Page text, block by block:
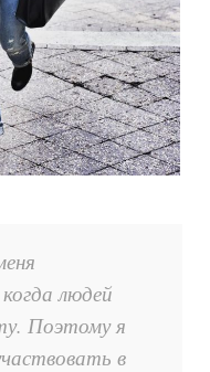
людей
Поэтому я
в